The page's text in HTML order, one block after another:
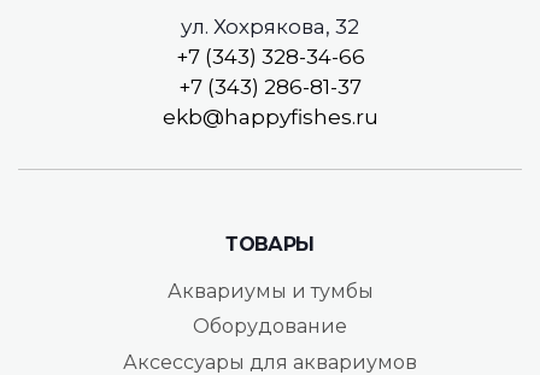
ул. Хохрякова, 32
+7 (343) 328-34-66
+7 (343) 286-81-37
ekb@happyfishes.ru
ТОВАРЫ
Аквариумы и тумбы
Оборудование
Аксессуары для аквариумов